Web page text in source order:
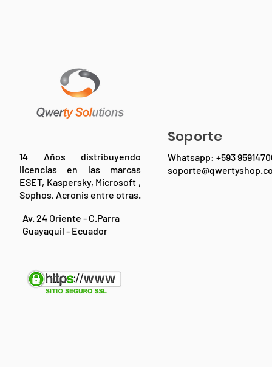
14 Años distribuyendo
licencias en las marcas
ESET, Kaspersky, Microsoft ,
Sophos, Acronis entre otras.
Av. 24 Oriente - C.Parra
Guayaquil - Ecuador
Soporte
Whatsapp: +593
soporte@qwertyshop.co